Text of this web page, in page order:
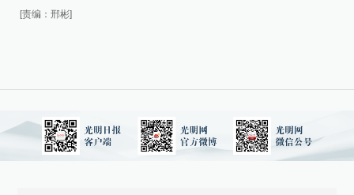
[责编：邢彬]